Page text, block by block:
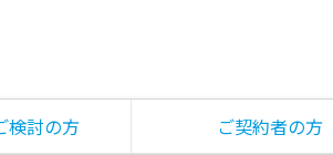
検討の方 ご契約者の方